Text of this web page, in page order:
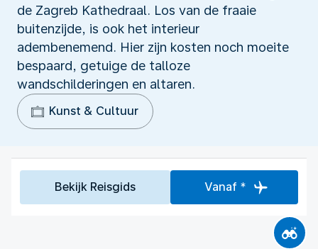
de Zagreb Kathedraal. Los van de fraaie
buitenzijde, is ook het interieur
adembenemend. Hier zijn kosten noch moeite
bespaard, getuige de talloze
wandschilderingen en altaren.
Kunst & Cultuur
Bekijk Reisgids Vanaf *